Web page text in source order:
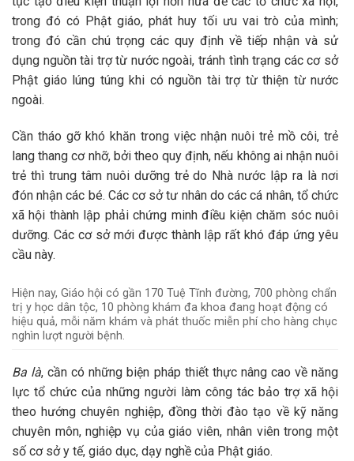
trong đó có Phật giáo, phát huy tối ưu vai trò của mình;
trong đó cần chú trọng các quy định về tiếp nhận và sử
dụng nguồn tài trợ từ nước ngoài, tránh tình trạng các cơ sở
Phật giáo lúng túng khi có nguồn tài trợ từ thiện từ nước
ngoài.
Cần tháo gỡ khó khăn trong việc nhận nuôi trẻ mồ côi, trẻ
lang thang cơ nhỡ, bởi theo quy định, nếu không ai nhận nuôi
trẻ thì trung tâm nuôi dưỡng trẻ do Nhà nước lập ra là nơi
đón nhận các bé. Các cơ sở tư nhân do các cá nhân, tổ chức
xã hội thành lập phải chứng minh điều kiện chăm sóc nuôi
dưỡng. Các cơ sở mới được thành lập rất khó đáp ứng yêu
cầu này.
Hiện nay, Giáo hội có gần 170 Tuệ Tĩnh đường, 700 phòng chẩn
trị y học dân tộc, 10 phòng khám đa khoa đang hoạt động có
hiệu quả, mỗi năm khám và phát thuốc miễn phí cho hàng chục
nghìn lượt người bệnh.
Ba là, cần có những biện pháp thiết thực nâng cao về năng
lực tổ chức của những người làm công tác bảo trợ xã hội
theo hướng chuyên nghiệp, đồng thời đào tạo về kỹ năng
chuyên môn, nghiệp vụ của giáo viên, nhân viên trong một
số cơ sở y tế, giáo dục, dạy nghề của Phật giáo.